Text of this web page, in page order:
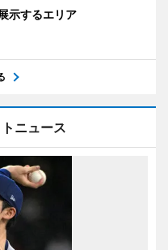
示するエリア
ニュース